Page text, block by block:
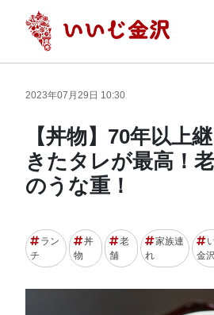
2023年07月29日 10:30
【丼物】70年以上
きたタレが最高！老
のうな重！
ラン
チ
丼
物
老
舗
家族連
れ
金沢